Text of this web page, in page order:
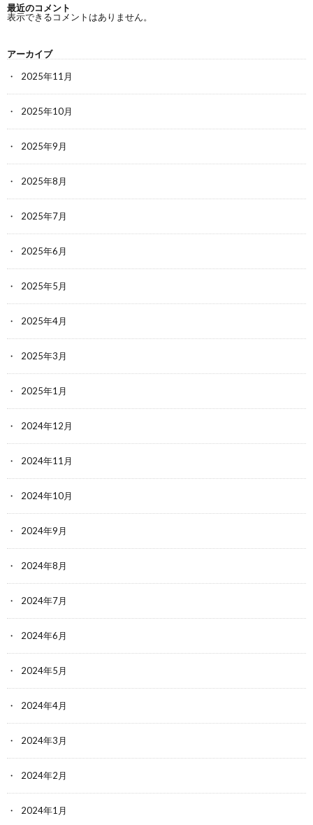
最近のコメント
表示できるコメントはありません。
アーカイブ
2025年11月
2025年10月
2025年9月
2025年8月
2025年7月
2025年6月
2025年5月
2025年4月
2025年3月
2025年1月
2024年12月
2024年11月
2024年10月
2024年9月
2024年8月
2024年7月
2024年6月
2024年5月
2024年4月
2024年3月
2024年2月
2024年1月